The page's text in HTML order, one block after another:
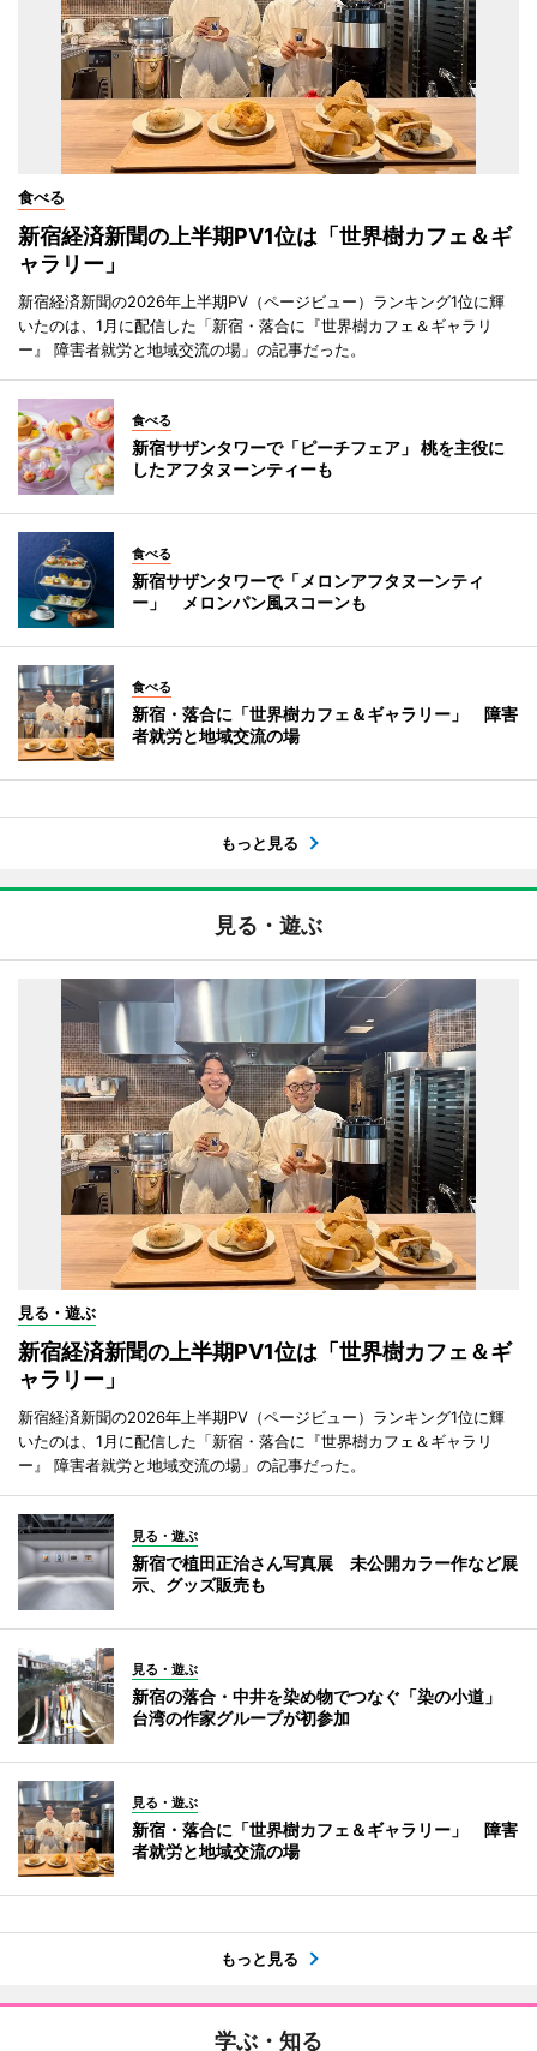
食べる
新宿経済新聞の上半期PV1位は「世界樹カフェ＆ギ
ャラリー」
新宿経済新聞の2026年上半期PV（ページビュー）ランキング1位に輝
いたのは、1月に配信した「新宿・落合に『世界樹カフェ＆ギャラリ
ー』 障害者就労と地域交流の場」の記事だった。
食べる
新宿サザンタワーで「ピーチフェア」 桃を主役に
したアフタヌーンティーも
食べる
新宿サザンタワーで「メロンアフタヌーンティ
ー」 メロンパン風スコーンも
食べる
新宿・落合に「世界樹カフェ＆ギャラリー」 障害
者就労と地域交流の場
もっと見る
見る・遊ぶ
見る・遊ぶ
新宿経済新聞の上半期PV1位は「世界樹カフェ＆ギ
ャラリー」
新宿経済新聞の2026年上半期PV（ページビュー）ランキング1位に輝
いたのは、1月に配信した「新宿・落合に『世界樹カフェ＆ギャラリ
ー』 障害者就労と地域交流の場」の記事だった。
見る・遊ぶ
新宿で植田正治さん写真展 未公開カラー作など展
示、グッズ販売も
見る・遊ぶ
新宿の落合・中井を染め物でつなぐ「染の小道」
台湾の作家グループが初参加
見る・遊ぶ
新宿・落合に「世界樹カフェ＆ギャラリー」 障害
者就労と地域交流の場
もっと見る
学ぶ・知る